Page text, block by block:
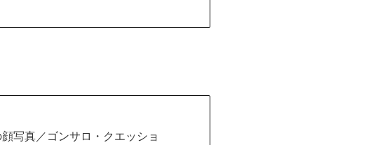
写真／ゴンサロ・クエッショ